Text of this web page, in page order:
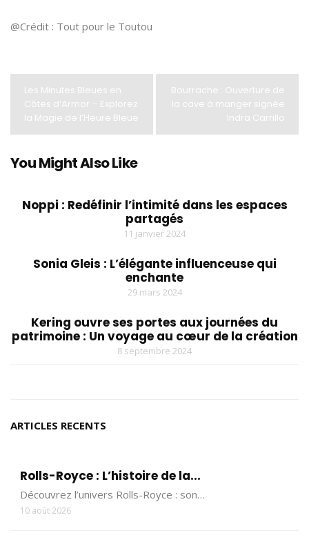
@Crédit : Tout pour le Toutou
Les Minutes Bleues en
Côtes d’Armor – Explorez
la Magie de l’Heure Bleue
Bourrache : Ouverture de
la cave à manger signée
Indra Carrillo
You Might Also Like
Noppi : Redéfinir l’intimité dans les espaces
partagés
11 janvier 2024
Sonia Gleis : L’élégante influenceuse qui
enchante
29 mars 2024
Kering ouvre ses portes aux journées du
patrimoine : Un voyage au cœur de la création
8 septembre 2024
ARTICLES RECENTS
Rolls-Royce : L’histoire de la...
Découvrez l’univers Rolls-Royce : son…
10 août 2026